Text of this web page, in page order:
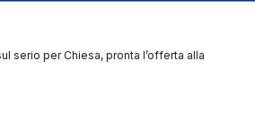
serio per Chiesa, pronta l’offerta alla